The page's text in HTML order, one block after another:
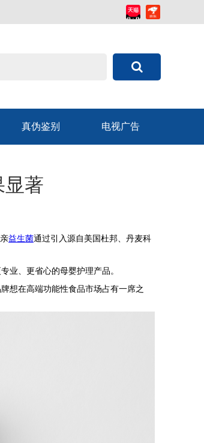
真伪鉴别 电视广告
显著
益生菌通过引入源自 美国杜邦、丹麦科
业、更省心的母婴护理产品。
想在高端功能性食品市场占有一席之